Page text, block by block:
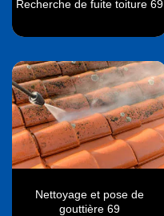
Recherche de fuite toiture 69
Nettoyage et pose de
gouttière 69